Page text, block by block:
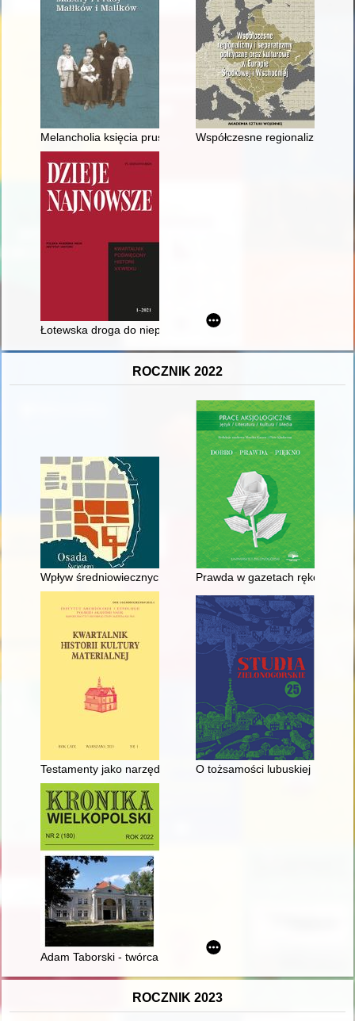
Melancholia księcia pruskiego Albrechta Fryderyka (1553-
Współczesne regionalizmy i
Łotewska droga do niepodległości 1917-1921
ROCZNIK 2022
Wpływ średniowiecznych szlaków handlowych na powstanie i
Prawda w gazetach
Testamenty jako narzędzia władzy : wnioski z analizy
O tożsamości lubuskiej : z
Adam Taborski - twórca Wielkopolskiego Parku Zoologicznego
ROCZNIK 2023